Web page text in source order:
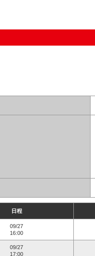
日程
09/27
16:00
09/27
17:00